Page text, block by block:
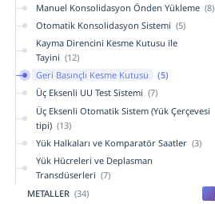
Manuel Konsolidasyon Önden Yükleme (8)
Otomatik Konsolidasyon Sistemi (5)
Kayma Direncini Kesme Kutusu ile
Tayini (12)
Geri Basınçlı Kesme Kutusu
(5)
Üç Eksenli UU Test Sistemi (7)
Üç Eksenli Otomatik Sistem (Yük Çerçevesi
tipi) (13)
Yük Halkaları ve Komparatör Saatler (3)
Yük Hücreleri ve Deplasman
Transdüserleri (7)
METALLER (34)